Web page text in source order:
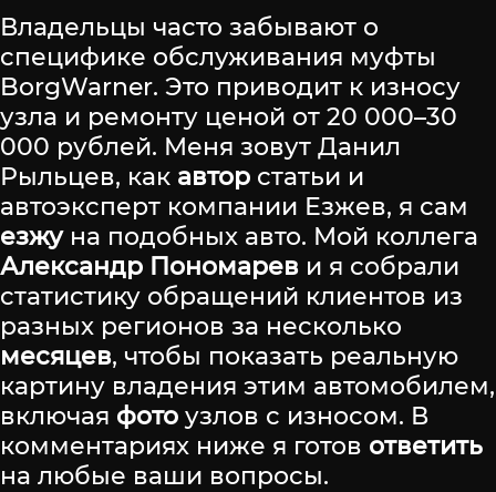
Владельцы часто забывают о
специфике обслуживания муфты
BorgWarner. Это приводит к износу
узла и ремонту ценой от 20 000–30
000 рублей. Меня зовут Данил
Рыльцев, как автор статьи и
автоэксперт компании Езжев, я сам
езжуна подобных авто. Мой коллега
Александр Пономарев и я собрали
статистику обращений клиентов из
разных регионов за несколько
месяцев, чтобы показать реальную
картину владения этим автомобилем,
включая фото узлов с износом. В
комментариях ниже я готов ответить
на любые ваши вопросы.